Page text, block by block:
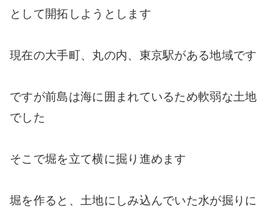
として開拓しようとします
現在の大手町、丸の内、東京駅がある地域です
ですが前島は海に囲まれているため軟弱な土地
でした
そこで堀を立て横に掘り進めます
堀を作ると、土地にしみ込んでいた水が掘りに